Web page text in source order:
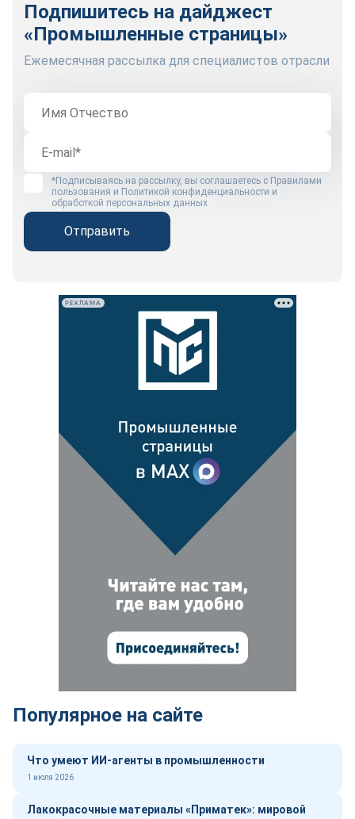
Подпишитесь на дайджест
«Промышленные страницы»
Ежемесячная рассылка для специалистов отрасли
*Подписываясь на рассылку, вы соглашаетесь с Правилами
пользования и Политикой конфиденциальности и
обработкой персональных данных
Отправить
РЕКЛАМА
Популярное на сайте
Что умеют ИИ-агенты в промышленности
1 июля 2026
Лакокрасочные материалы «Приматек»: мировой